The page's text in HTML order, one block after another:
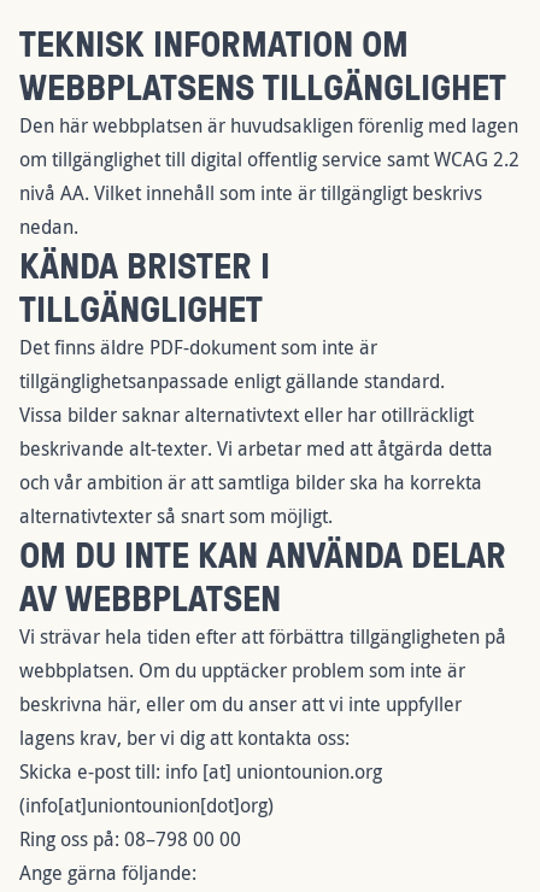
TEKNISK INFORMATION OM
WEBBPLATSENS TILLGÄNGLIGHET
Den här webbplatsen är huvudsakligen förenlig med lagen
om tillgänglighet till digital offentlig service samt WCAG 2.2
nivå AA. Vilket innehåll som inte är tillgängligt beskrivs
nedan.
KÄNDA BRISTER I
TILLGÄNGLIGHET
Det finns äldre PDF-dokument som inte är
tillgänglighetsanpassade enligt gällande standard.
Vissa bilder saknar alternativtext eller har otillräckligt
beskrivande alt-texter. Vi arbetar med att åtgärda detta
och vår ambition är att samtliga bilder ska ha korrekta
alternativtexter så snart som möjligt.
OM DU INTE KAN ANVÄNDA DELAR
AV WEBBPLATSEN
Vi strävar hela tiden efter att förbättra tillgängligheten på
webbplatsen. Om du upptäcker problem som inte är
beskrivna här, eller om du anser att vi inte uppfyller
lagens krav, ber vi dig att kontakta oss:
Skicka e-post till: info [at] uniontounion.org
(info[at]uniontounion[dot]org)
Ring oss på: 08–798 00 00
Ange gärna följande: